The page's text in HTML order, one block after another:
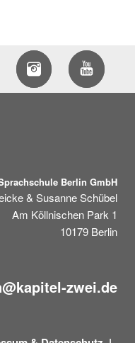
Berlin GmbH
& Susanne Schübel
Am Köllnischen Park 1
10179 Berlin
zwei.de